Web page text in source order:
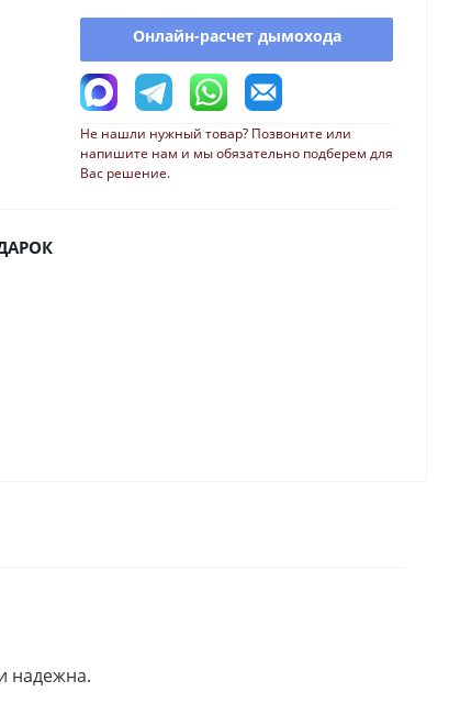
Онлайн-расчет дымохода
Не нашли нужный товар? Позвоните или
напишите нам и мы обязательно подберем для
Вас решение.
надежна.